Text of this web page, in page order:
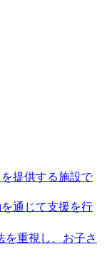
提供する施設で
通じて支援を行
重視し、お子さ